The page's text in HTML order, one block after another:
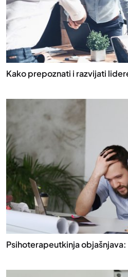
Kako prepoznati i razvijati
Psihoterapeutkinja